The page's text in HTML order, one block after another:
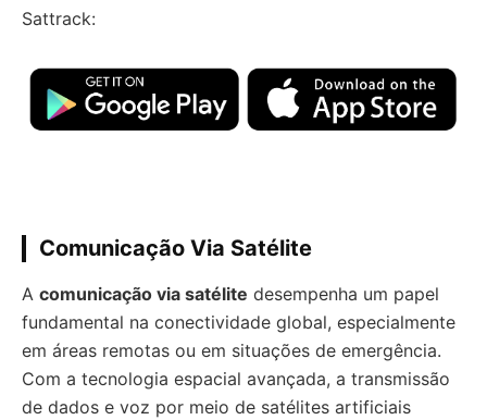
Sattrack:
Comunicação Via Satélite
A comunicação via satélite desempenha um papel
fundamental na conectividade global, especialmente
em áreas remotas ou em situações de emergência.
Com a tecnologia espacial avançada, a transmissão
de dados e voz por meio de satélites artificiais